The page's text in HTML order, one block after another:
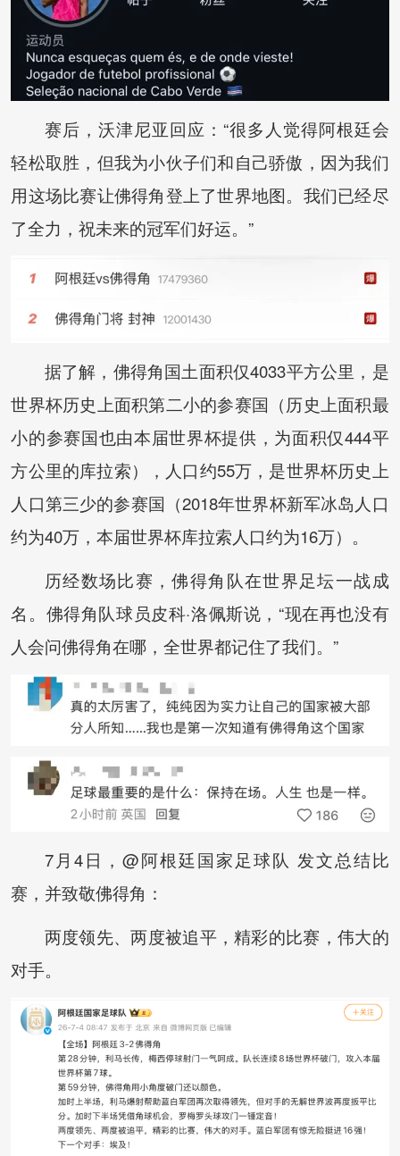
赛后，沃津尼亚回应：“很多人觉得阿根廷会
轻松取胜，但我为小伙子们和自己骄傲，因为我们
用这场比赛让佛得角登上了世界地图。我们已经尽
了全力，祝未来的冠军们好运。”
据了解，佛得角国土面积仅4033平方公里，是
世界杯历史上面积第二小的参赛国（历史上面积最
小的参赛国也由本届世界杯提供，为面积仅444平
方公里的库拉索），人口约55万，是世界杯历史上
人口第三少的参赛国（2018年世界杯新军冰岛人口
约为40万，本届世界杯库拉索人口约为16万）。
历经数场比赛，佛得角队在世界足坛一战成
名。佛得角队球员皮科·洛佩斯说，“现在再也没有
人会问佛得角在哪，全世界都记住了我们。”
7月4日，@阿根廷国家足球队 发文总结比
赛，并致敬佛得角：
两度领先、两度被追平，精彩的比赛，伟大的
对手。